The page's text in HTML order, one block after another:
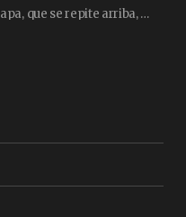
(La imagen de Tapa, que se repite arriba, fue compuesta por Amilcar Moretti el viernes…